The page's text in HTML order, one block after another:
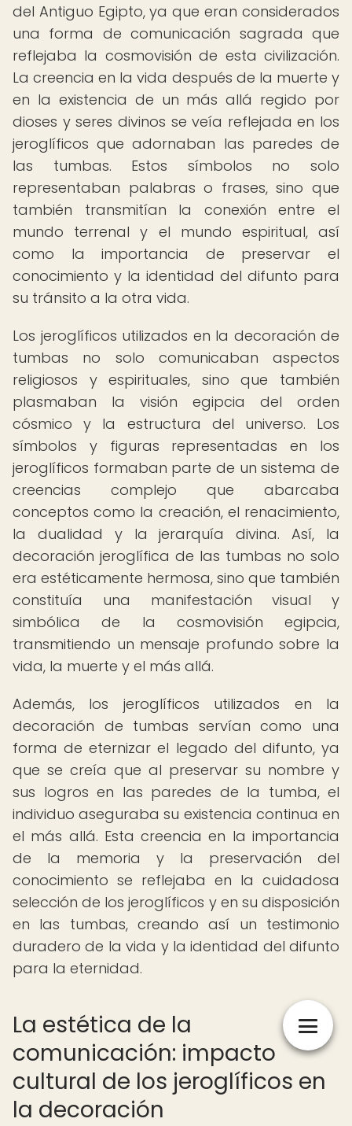
del Antiguo Egipto, ya que eran considerados
una forma de comunicación sagrada que
reflejaba la cosmovisión de esta civilización.
La creencia en la vida después de la muerte y
en la existencia de un más allá regido por
dioses y seres divinos se veía reflejada en los
jeroglíficos que adornaban las paredes de
las tumbas. Estos símbolos no solo
representaban palabras o frases, sino que
también transmitían la conexión entre el
mundo terrenal y el mundo espiritual, así
como la importancia de preservar el
conocimiento y la identidad del difunto para
su tránsito a la otra vida.
Los jeroglíficos utilizados en la decoración de
tumbas no solo comunicaban aspectos
religiosos y espirituales, sino que también
plasmaban la visión egipcia del orden
cósmico y la estructura del universo. Los
símbolos y figuras representadas en los
jeroglíficos formaban parte de un sistema de
creencias complejo que abarcaba
conceptos como la creación, el renacimiento,
la dualidad y la jerarquía divina. Así, la
decoración jeroglífica de las tumbas no solo
era estéticamente hermosa, sino que también
constituía una manifestación visual y
simbólica de la cosmovisión egipcia,
transmitiendo un mensaje profundo sobre la
vida, la muerte y el más allá.
Además, los jeroglíficos utilizados en la
decoración de tumbas servían como una
forma de eternizar el legado del difunto, ya
que se creía que al preservar su nombre y
sus logros en las paredes de la tumba, el
individuo aseguraba su existencia continua en
el más allá. Esta creencia en la importancia
de la memoria y la preservación del
conocimiento se reflejaba en la cuidadosa
selección de los jeroglíficos y en su disposición
en las tumbas, creando así un testimonio
duradero de la vida y la identidad del difunto
para la eternidad.
La estética de la
comunicación: impacto
cultural de los jeroglíficos en
la decoración